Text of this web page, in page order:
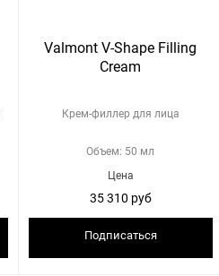
Valmont V-Shape Filling
Cream
Крем-филлер для лица
Объем: 50 мл
Цена
35 310 руб
Подписаться